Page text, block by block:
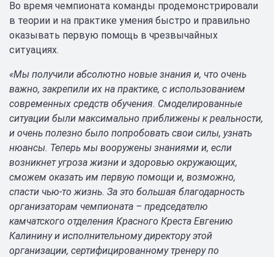
Во время чемпионата команды продемонстрировали
в теории и на практике умения быстро и правильно
оказывать первую помощь в чрезвычайных
ситуациях.
«Мы получили абсолютно новые знания и, что очень
важно, закрепили их на практике, с использованием
современных средств обучения. Смоделированные
ситуации были максимально приближены к реальности,
и очень полезно было попробовать свои силы, узнать
нюансы. Теперь мы вооружены знаниями и, если
возникнет угроза жизни и здоровью окружающих,
сможем оказать им первую помощи и, возможно,
спасти чью-то жизнь. За это большая благодарность
организаторам чемпионата – председателю
камчатского отделения Красного Креста Евгению
Калинину и исполнительному директору этой
организации, сертифицированному тренеру по